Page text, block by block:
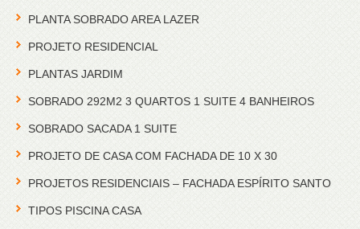
PLANTA SOBRADO AREA LAZER
PROJETO RESIDENCIAL
PLANTAS JARDIM
SOBRADO 292M2 3 QUARTOS 1 SUITE 4 BANHEIROS
SOBRADO SACADA 1 SUITE
PROJETO DE CASA COM FACHADA DE 10 X 30
PROJETOS RESIDENCIAIS – FACHADA ESPÍRITO SANTO
TIPOS PISCINA CASA